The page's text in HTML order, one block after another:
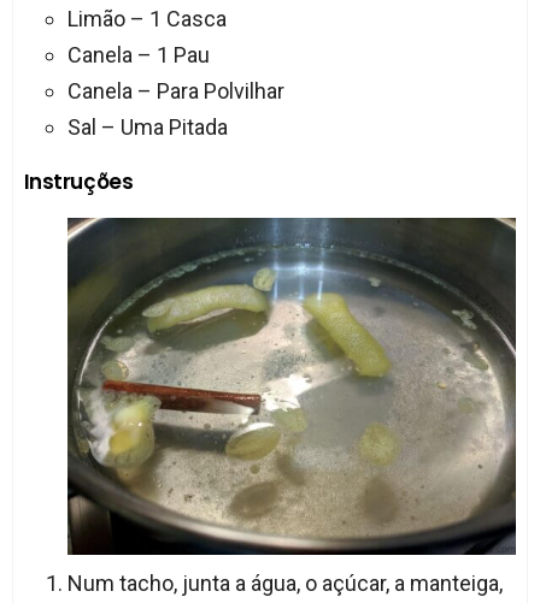
Limão – 1 Casca
Canela – 1 Pau
Canela – Para Polvilhar
Sal – Uma Pitada
Instruções
Num tacho, junta a água, o açúcar, a manteiga,